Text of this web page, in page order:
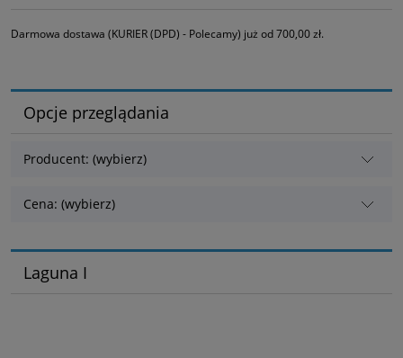
Darmowa dostawa (KURIER (DPD) - Polecamy) już od 700,00 zł.
Opcje przeglądania
Producent: (wybierz)
Cena: (wybierz)
Laguna I